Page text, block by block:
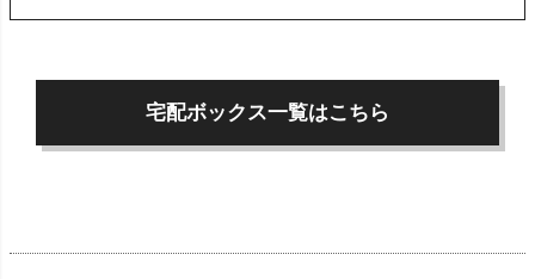
宅配ボックス一覧はこちら